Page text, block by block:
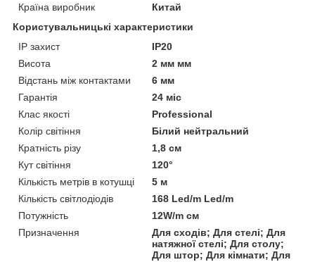
Країна виробник
Китай
Користувальницькі характеристики
IP захист
IP20
Висота
2 мм мм
Відстань між контактами
6 мм
Гарантія
24 міс
Клас якості
Professional
Колір світіння
Білий нейтральний
Кратність різу
1,8 см
Кут світіння
120°
Кількість метрів в котушці
5 м
Кількість світлодіодів
168 Led/m Led/m
Потужність
12W/m см
Призначення
Для сходів; Для стелі; Для
натяжної стелі; Для столу;
Для штор; Для кімнати; Для